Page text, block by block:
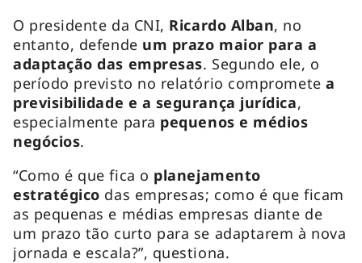
O presidente da CNI, Ricardo Alban, no
entanto, defende um prazo maior para a
adaptação das empresas. Segundo ele, o
período previsto no relatório comprometea
previsibilidade e a segurança jurídica,
especialmente para pequenos e médios
negócios.
“Como é que fica o planejamento
estratégico das empresas; como é que ficam
as pequenas e médias empresas diante de
um prazo tão curto para se adaptarem à nova
jornada e escala?”, questiona.